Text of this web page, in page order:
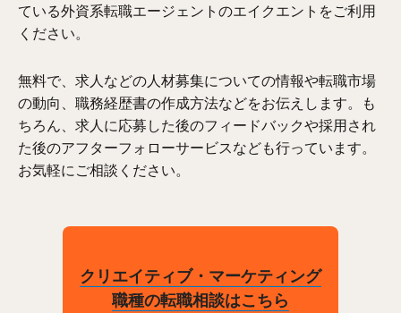
ている外資系転職エージェントのエイクエントをご利用
ください。
無料で、求人などの人材募集についての情報や転職市場
の動向、職務経歴書の作成方法などをお伝えします。も
ちろん、求人に応募した後のフィードバックや採用され
た後のアフターフォローサービスなども行っています。
お気軽にご相談ください。
クリエイティブ・マーケティング
職種の転職相談はこちら